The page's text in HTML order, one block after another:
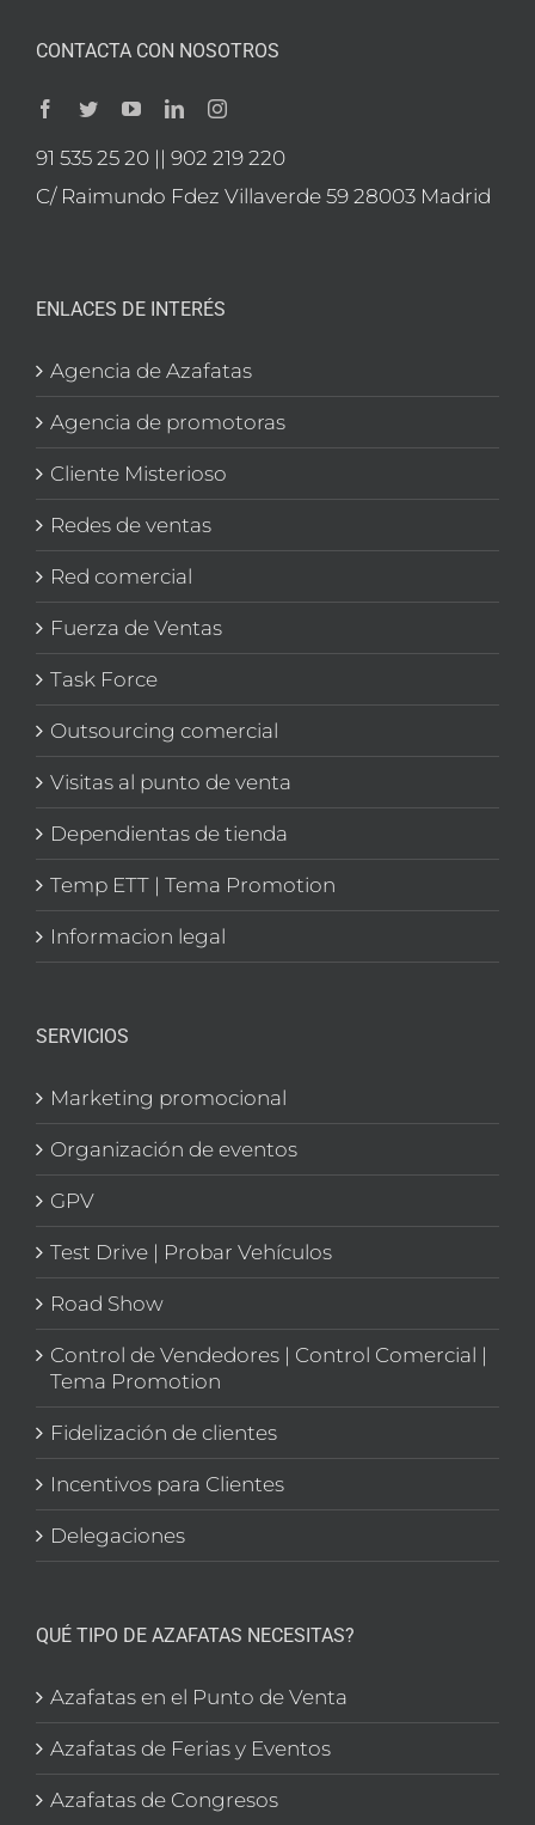
CONTACTA CON NOSOTROS
91 535 25 20 || 902 219 220
C/ Raimundo Fdez Villaverde 59 28003 Madrid
ENLACES DE INTERÉS
Agencia de Azafatas
Agencia de promotoras
Cliente Misterioso
Redes de ventas
Red comercial
Fuerza de Ventas
Task Force
Outsourcing comercial
Visitas al punto de venta
Dependientas de tienda
Temp ETT | Tema Promotion
Informacion legal
SERVICIOS
Marketing promocional
Organización de eventos
GPV
Test Drive | Probar Vehículos
Road Show
Control de Vendedores | Control Comercial |
Tema Promotion
Fidelización de clientes
Incentivos para Clientes
Delegaciones
QUÉ TIPO DE AZAFATAS NECESITAS?
Azafatas en el Punto de Venta
Azafatas de Ferias y Eventos
Azafatas de Congresos